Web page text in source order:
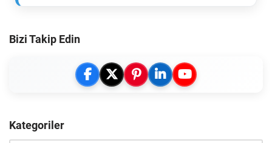
Bizi Takip Edin
Kategoriler